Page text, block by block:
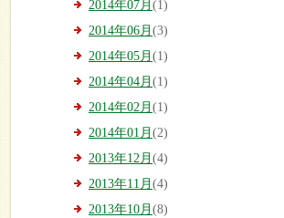
2014年07月 (1)
2014年06月 (3)
2014年05月 (1)
2014年04月 (1)
2014年02月 (1)
2014年01月 (2)
2013年12月 (4)
2013年11月 (4)
2013年10月 (8)